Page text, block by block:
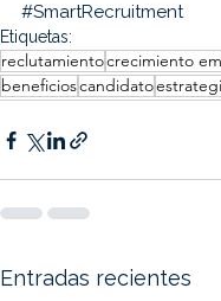
#SmartRecruitment
Etiquetas:
reclutamientocrecimiento
beneficioscandidato
Entradas recientes